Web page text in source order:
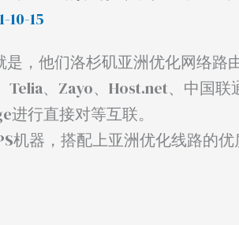
10-15
是，他们洛杉矶亚洲优化网络
、Zayo、Host.net、中国联
行直接对等互联。
机器，搭配上亚洲优化线路的